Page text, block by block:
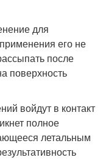
для
его не
после
поверхность
войдут в контакт
полное
летальным